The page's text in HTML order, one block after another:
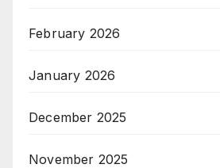
February 2026
January 2026
December 2025
November 2025